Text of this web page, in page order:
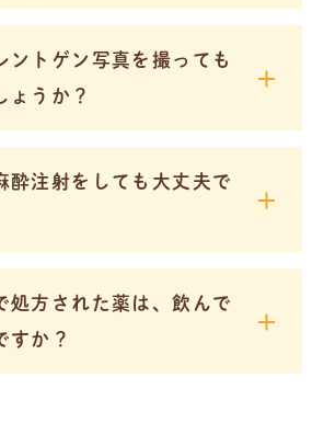
ントゲン写真を撮っても
ょうか？
酔注射をしても大丈夫で
処方された薬は、飲んで
すか？